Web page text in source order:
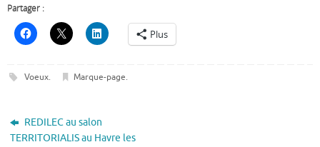
Partager :
Plus
Voeux. Marque-page.
REDILEC au salon
TERRITORIALIS au Havre les